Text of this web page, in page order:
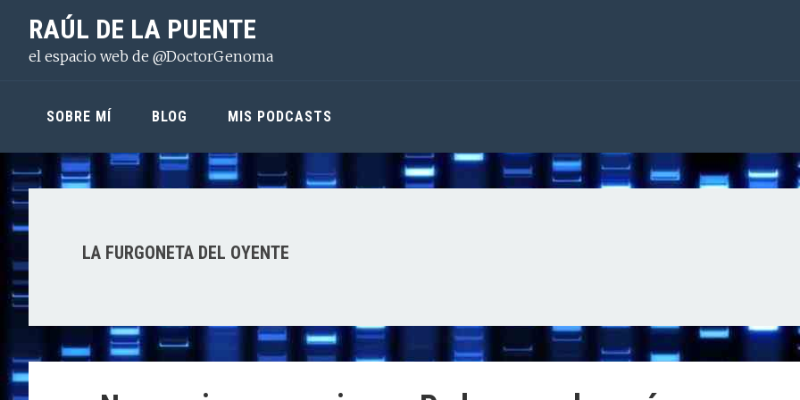
principal
contenido
lateral
RAÚL DE LA PUENTE
el espacio web de @DoctorGenoma
SOBRE MÍ BLOG MIS PODCASTS
LA FURGONETA DEL OYENTE